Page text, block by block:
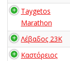
Taygetos
Marathon
Λέβαδος 23Κ
Καστόρειος